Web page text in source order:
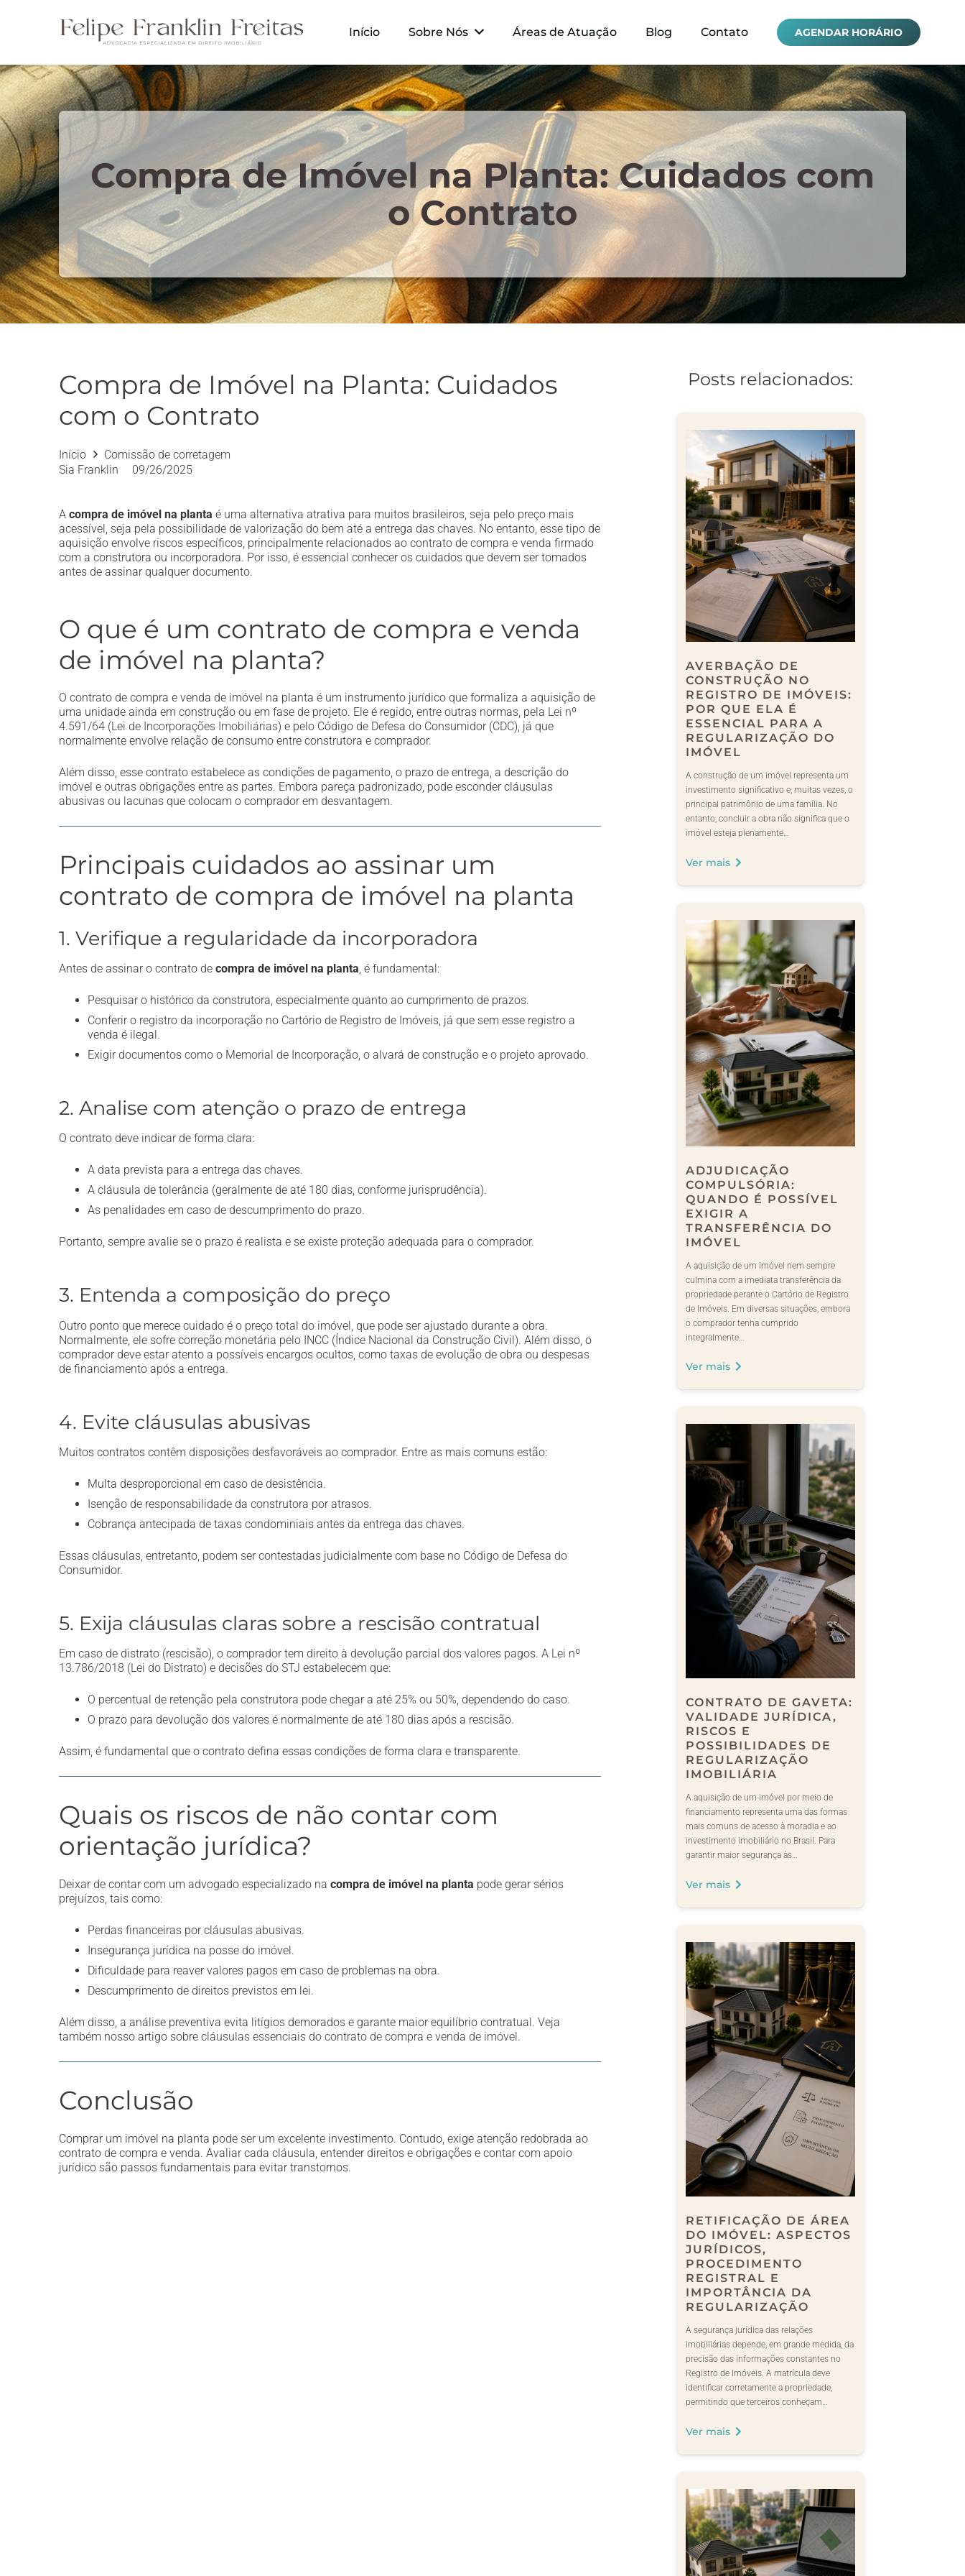
Início Sobre Nós Áreas de Atuação Blog Contato AGENDAR HORÁRIO
Compra de Imóvel na Planta: Cuidados com
o Contrato
Compra de Imóvel na Planta: Cuidados
com o Contrato
Início
Comissão de corretagem
Sia Franklin
09/26/2025
A compra de imóvel na planta é uma alternativa atrativa para muitos brasileiros, seja pelo preço mais
acessível, seja pela possibilidade de valorização do bem até a entrega das chaves. No entanto, esse tipo de
aquisição envolve riscos específicos, principalmente relacionados ao contrato de compra e venda firmado
com a construtora ou incorporadora. Por isso, é essencial conhecer os cuidados que devem ser tomados
antes de assinar qualquer documento.
O que é um contrato de compra e venda
de imóvel na planta?
O contrato de compra e venda de imóvel na planta é um instrumento jurídico que formaliza a aquisição de
uma unidade ainda em construção ou em fase de projeto. Ele é regido, entre outras normas, pela Lei nº
4.591/64 (Lei de Incorporações Imobiliárias) e pelo Código de Defesa do Consumidor (CDC), já que
normalmente envolve relação de consumo entre construtora e comprador.
Além disso, esse contrato estabelece as condições de pagamento, o prazo de entrega, a descrição do
imóvel e outras obrigações entre as partes. Embora pareça padronizado, pode esconder cláusulas
abusivas ou lacunas que colocam o comprador em desvantagem.
Principais cuidados ao assinar um
contrato de compra de imóvel na planta
1. Verifique a regularidade da incorporadora
Antes de assinar o contrato de compra de imóvel na planta, é fundamental:
Pesquisar o histórico da construtora, especialmente quanto ao cumprimento de prazos.
Conferir o registro da incorporação no Cartório de Registro de Imóveis, já que sem esse registro a
venda é ilegal.
Exigir documentos como o Memorial de Incorporação, o alvará de construção e o projeto aprovado.
2. Analise com atenção o prazo de entrega
O contrato deve indicar de forma clara:
A data prevista para a entrega das chaves.
A cláusula de tolerância (geralmente de até 180 dias, conforme jurisprudência).
As penalidades em caso de descumprimento do prazo.
Portanto, sempre avalie se o prazo é realista e se existe proteção adequada para o comprador.
3. Entenda a composição do preço
Outro ponto que merece cuidado é o preço total do imóvel, que pode ser ajustado durante a obra.
Normalmente, ele sofre correção monetária pelo INCC (Índice Nacional da Construção Civil). Além disso, o
comprador deve estar atento a possíveis encargos ocultos, como taxas de evolução de obra ou despesas
de financiamento após a entrega.
4. Evite cláusulas abusivas
Muitos contratos contêm disposições desfavoráveis ao comprador. Entre as mais comuns estão:
Multa desproporcional em caso de desistência.
Isenção de responsabilidade da construtora por atrasos.
Cobrança antecipada de taxas condominiais antes da entrega das chaves.
Essas cláusulas, entretanto, podem ser contestadas judicialmente com base no Código de Defesa do
Consumidor.
5. Exija cláusulas claras sobre a rescisão contratual
Em caso de distrato (rescisão), o comprador tem direito à devolução parcial dos valores pagos. A Lei nº
13.786/2018 (Lei do Distrato) e decisões do STJ estabelecem que:
O percentual de retenção pela construtora pode chegar a até 25% ou 50%, dependendo do caso.
O prazo para devolução dos valores é normalmente de até 180 dias após a rescisão.
Assim, é fundamental que o contrato defina essas condições de forma clara e transparente.
Quais os riscos de não contar com
orientação jurídica?
Deixar de contar com um advogado especializado na compra de imóvel na planta pode gerar sérios
prejuízos, tais como:
Perdas financeiras por cláusulas abusivas.
Insegurança jurídica na posse do imóvel.
Dificuldade para reaver valores pagos em caso de problemas na obra.
Descumprimento de direitos previstos em lei.
Além disso, a análise preventiva evita litígios demorados e garante maior equilíbrio contratual. Veja
também nosso artigo sobre cláusulas essenciais do contrato de compra e venda de imóvel.
Conclusão
Comprar um imóvel na planta pode ser um excelente investimento. Contudo, exige atenção redobrada ao
contrato de compra e venda. Avaliar cada cláusula, entender direitos e obrigações e contar com apoio
jurídico são passos fundamentais para evitar transtornos.
Posts relacionados:
AVERBAÇÃO DE
CONSTRUÇÃO NO
REGISTRO DE IMÓVEIS:
POR QUE ELA É
ESSENCIAL PARA A
REGULARIZAÇÃO DO
IMÓVEL
A construção de um imóvel representa um
investimento significativo e, muitas vezes, o
principal patrimônio de uma família. No
entanto, concluir a obra não significa que o
imóvel esteja plenamente…
Ver mais
ADJUDICAÇÃO
COMPULSÓRIA:
QUANDO É POSSÍVEL
EXIGIR A
TRANSFERÊNCIA DO
IMÓVEL
A aquisição de um imóvel nem sempre
culmina com a imediata transferência da
propriedade perante o Cartório de Registro
de Imóveis. Em diversas situações, embora
o comprador tenha cumprido
integralmente…
Ver mais
CONTRATO DE GAVETA:
VALIDADE JURÍDICA,
RISCOS E
POSSIBILIDADES DE
REGULARIZAÇÃO
IMOBILIÁRIA
A aquisição de um imóvel por meio de
financiamento representa uma das formas
mais comuns de acesso à moradia e ao
investimento imobiliário no Brasil. Para
garantir maior segurança às…
Ver mais
RETIFICAÇÃO DE ÁREA
DO IMÓVEL: ASPECTOS
JURÍDICOS,
PROCEDIMENTO
REGISTRAL E
IMPORTÂNCIA DA
REGULARIZAÇÃO
A segurança jurídica das relações
imobiliárias depende, em grande medida, da
precisão das informações constantes no
Registro de Imóveis. A matrícula deve
identificar corretamente a propriedade,
permitindo que terceiros conheçam…
Ver mais